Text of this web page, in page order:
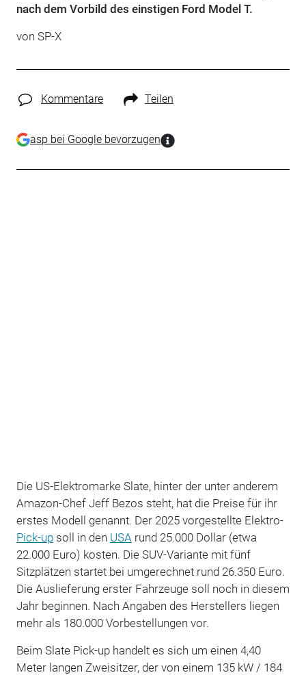
nach dem Vorbild des einstigen Ford Model T.
von SP-X
Kommentare Teilen
asp bei Google bevorzugen
Die US-Elektromarke Slate, hinter der unter anderem
Amazon-Chef Jeff Bezos steht, hat die Preise für ihr
erstes Modell genannt. Der 2025 vorgestellte Elektro-
Pick-upsoll in den USA rund 25.000 Dollar (etwa
22.000 Euro) kosten. Die SUV-Variante mit fünf
Sitzplätzen startet bei umgerechnet rund 26.350 Euro.
Die Auslieferung erster Fahrzeuge soll noch in diesem
Jahr beginnen. Nach Angaben des Herstellers liegen
mehr als 180.000 Vorbestellungen vor.
Beim Slate Pick-up handelt es sich um einen 4,40
Meter langen Zweisitzer, der von einem 135 kW / 184